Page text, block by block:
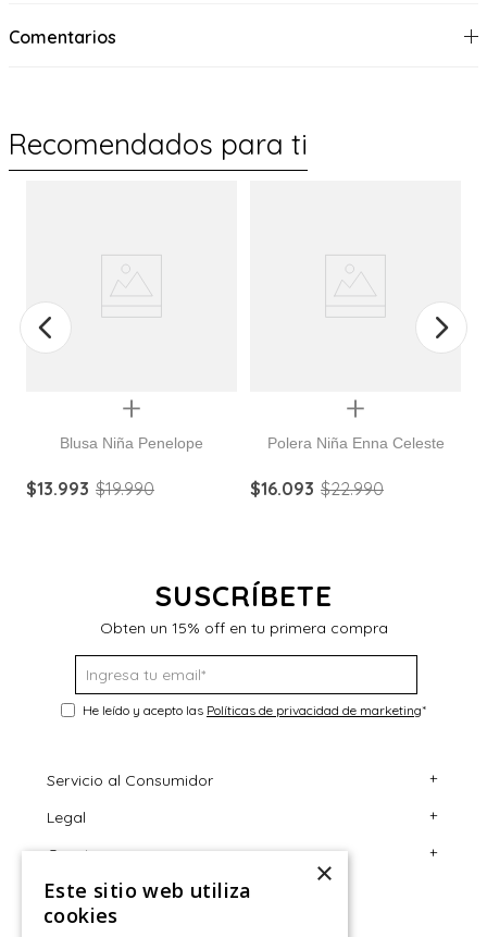
Comentarios
Recomendados para ti
Quickview
Blusa Niña Penelope
$13.993 $19.990
Quickview
Polera Niña Enna Celeste
$16.093 $22.990
SUSCRÍBETE
Obten un 15% off en tu primera compra
He leído y acepto las Políticas de privacidad de marketing*
Servicio al Consumidor +
Centro de Ayuda
Contáctanos
Giftcard
Retiro en tienda
Legal +
Términos y Condiciones
Políticas de Despacho
Cambios, Retracto y Garantía
Cuenta +
Mi Cuenta
Sigue tu compra
×
Este sitio web utiliza
cookies